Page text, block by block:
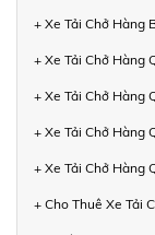
+ Xe Tải Chở Hàng
+ Xe Tải Chở Hàng
+ Xe Tải Chở Hàng
+ Xe Tải Chở Hàng
+ Xe Tải Chở Hàng
+ Cho Thuê Xe Tải